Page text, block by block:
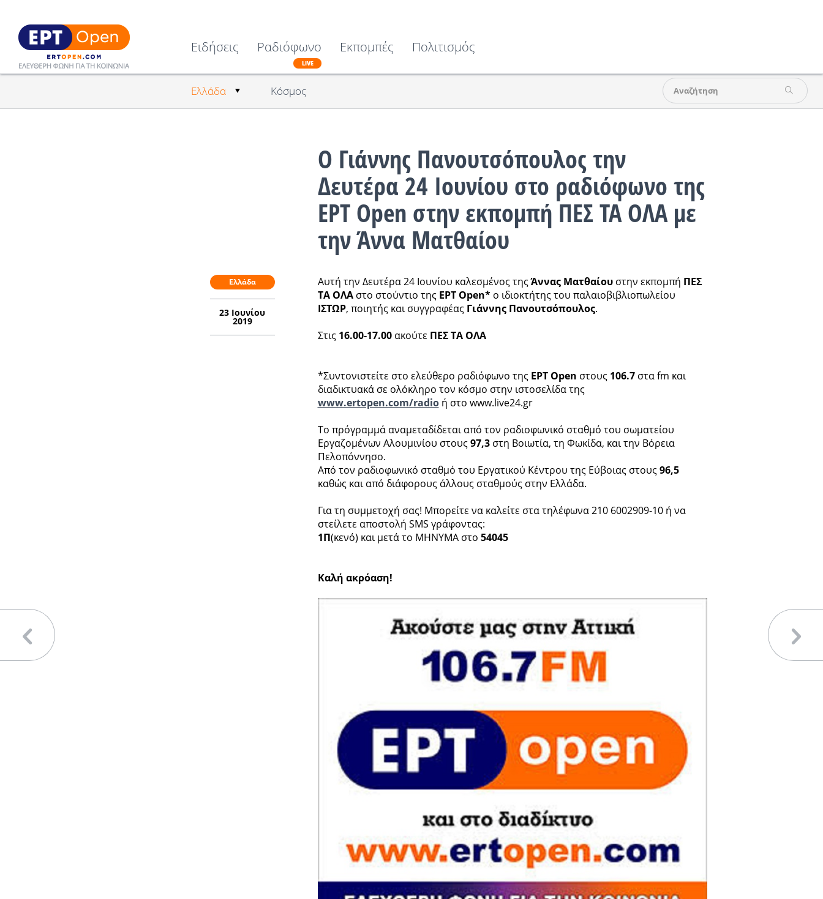
Ειδήσεις
Ελλάδα Κόσμος
Ραδιόφωνο
LIVE
Εκπομπές Πολιτισμός
Ο Γιάννης Πανουτσόπουλος την
Δευτέρα 24 Ιουνίου στο ραδιόφωνο της
ΕΡΤ Open στην εκπομπή ΠΕΣ ΤΑ ΟΛΑ με
την Άννα Ματθαίου
Ελλάδα
23 Ιουνίου
2019
Αυτή την Δευτέρα 24 Ιουνίου καλεσμένος τηςΆννας Ματθαίουστην εκπομπή ΠΕΣ
ΤΑ ΟΛΑστο στούντιο της ΕΡΤ Οpen*ο ιδιοκτήτης του παλαιοβιβλιοπωλείου
ΙΣΤΩΡ, ποιητής και συγγραφέας Γιάννης Πανουτσόπουλος.
Στις 16.00-17.00ακούτε ΠΕΣ ΤΑ ΟΛΑ
*Συντονιστείτε στο ελεύθερο ραδιόφωνο της ΕΡΤ Open στους 106.7στα fm και
διαδικτυακά σε ολόκληρο τον κόσμο στην ιστοσελίδα της
www.ertopen.com/radioή στο www.live24.gr
Το πρόγραμμά αναμεταδίδεται από τον ραδιοφωνικό σταθμό του σωματείου
Εργαζομένων Αλουμινίου στους97,3στη Βοιωτία, τη Φωκίδα, και την Βόρεια
Πελοπόννησο.
Από τον ραδιοφωνικό σταθμό του Εργατικού Κέντρου της Εύβοιας στους96,5
καθώς και από διάφορους άλλους σταθμούς στην Ελλάδα.
Για τη συμμετοχή σας! Μπορείτε να καλείτε στα τηλέφωνα 210 6002909-10 ή να
στείλετε αποστολή SMS γράφοντας:
1Π(κενό) και μετά το ΜΗΝΥΜΑ στο 54045
Καλή ακρόαση!